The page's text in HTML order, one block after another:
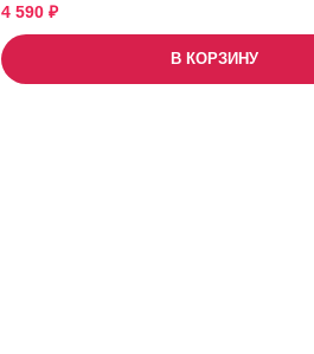
4 590 ₽
В КОРЗИНУ